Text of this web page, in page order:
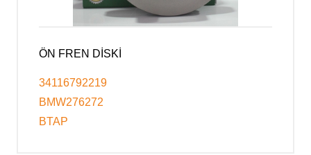
ÖN FREN DİSKİ
34116792219
BMW276272
BTAP